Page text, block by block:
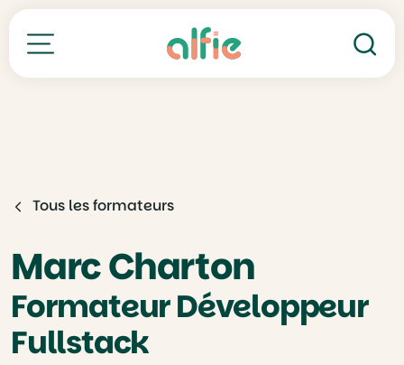
Toutes nos formations
Tous les formateurs
Marc Charton
Formateur Développeur
Fullstack